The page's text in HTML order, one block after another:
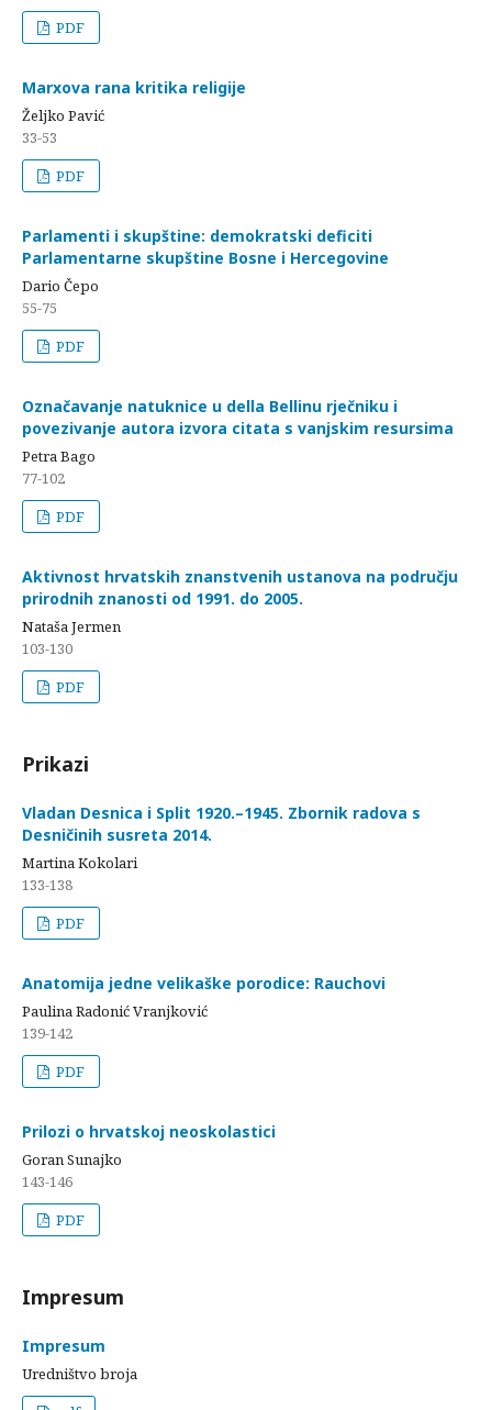
PDF
Marxova rana kritika religije
Željko Pavić
33-53
PDF
Parlamenti i skupštine: demokratski deficiti
Parlamentarne skupštine Bosne i Hercegovine
Dario Čepo
55-75
PDF
Označavanje natuknice u della Bellinu rječniku i
povezivanje autora izvora citata s vanjskim resursima
Petra Bago
77-102
PDF
Aktivnost hrvatskih znanstvenih ustanova na području
prirodnih znanosti od 1991. do 2005.
Nataša Jermen
103-130
PDF
Prikazi
Vladan Desnica i Split 1920.–1945. Zbornik radova s
Desničinih susreta 2014.
Martina Kokolari
133-138
PDF
Anatomija jedne velikaške porodice: Rauchovi
Paulina Radonić Vranjković
139-142
PDF
Prilozi o hrvatskoj neoskolastici
Goran Sunajko
143-146
PDF
Impresum
Impresum
Uredništvo broja